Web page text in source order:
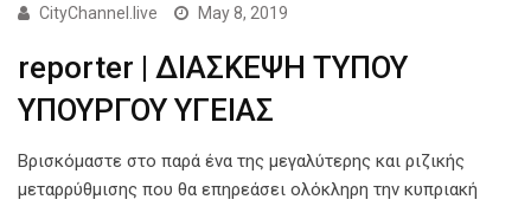
CityChannel.live May 8, 2019
reporter | ΔΙΑΣΚΕΨΗ ΤΥΠΟΥ
ΥΠΟΥΡΓΟΥ ΥΓΕΙΑΣ
Βρισκόμαστε στο παρά ένα της μεγαλύτερης και ριζικής
μεταρρύθμισης που θα επηρεάσει ολόκληρη την κυπριακή